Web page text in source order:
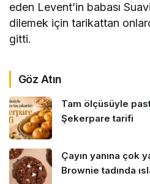
eden Levent’in babası
dilemek için tarikattan
gitti.
Göz Atın
Tam ölçüsüyle
Şekerpare tarifi
Çayın yanına çok
Brownie tadında